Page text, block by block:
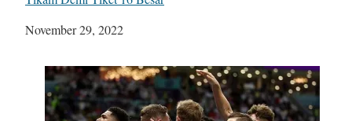
Tanggal
November 29, 2022